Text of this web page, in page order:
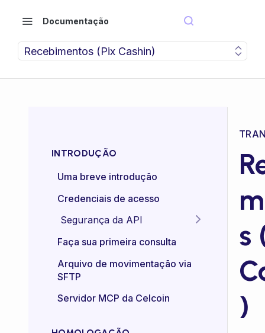
Documentação
Recebimentos (Pix Cashin)
INTRODUÇÃO
Uma breve introdução
Credenciais de acesso
Segurança da API
Idempotência das APIs
Certificado mTLS
control)
Faça sua primeira consulta
Arquivo de movimentação via
SFTP
Servidor MCP da Celcoin
s
)